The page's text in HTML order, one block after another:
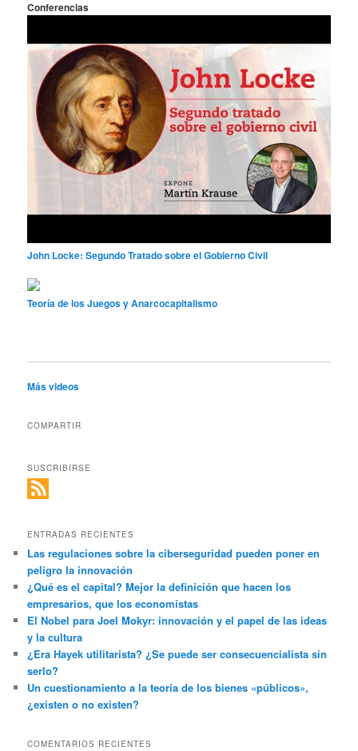
Conferencias
John Locke: Segundo Tratado sobre el Gobierno Civil
Teoría de los Juegos y Anarcocapitalismo
Más videos
COMPARTIR
SUSCRIBIRSE
ENTRADAS RECIENTES
Las regulaciones sobre la ciberseguridad pueden poner en
peligro la innovación
¿Qué es el capital? Mejor la definición que hacen los
empresarios, que los economistas
El Nobel para Joel Mokyr: innovación y el papel de las ideas
y la cultura
¿Era Hayek utilitarista? ¿Se puede ser consecuencialista sin
serlo?
Un cuestionamiento a la teoría de los bienes «públicos»,
¿existen o no existen?
COMENTARIOS RECIENTES